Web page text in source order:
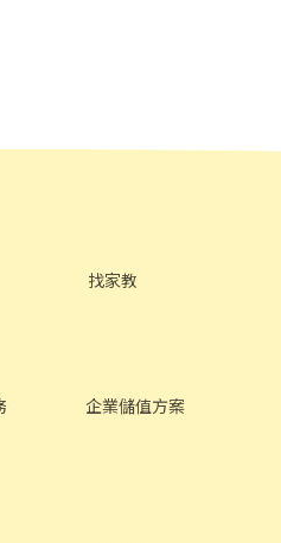
找家教
企業儲值方案